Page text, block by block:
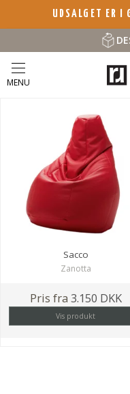
UDSALGET ER
MENU
Sacco
Zanotta
Pris fra 3.150 DKK
Vis produkt